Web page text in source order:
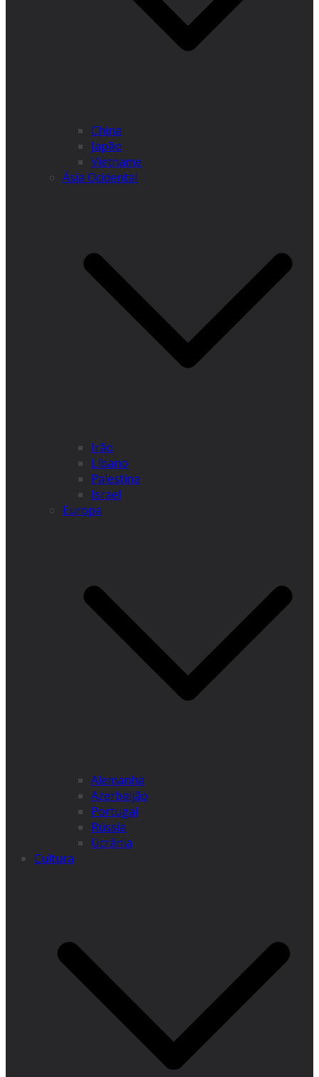
China
Japão
Vietname
Ásia Ocidental
Irão
Líbano
Palestina
Israel
Europa
Alemanha
Azerbaijão
Portugal
Rússia
Ucrânia
Cultura